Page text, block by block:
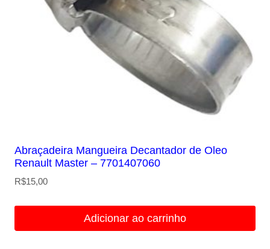
Abraçadeira Mangueira Decantador de Oleo
Renault Master – 7701407060
R$15,00
Adicionar ao carrinho